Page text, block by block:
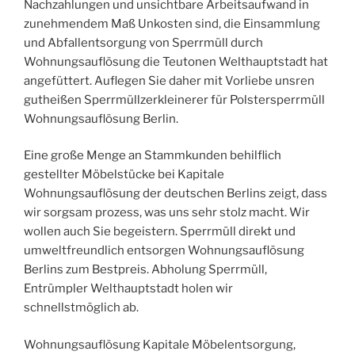
Nachzahlungen und unsichtbare Arbeitsaufwand in
zunehmendem Maß Unkosten sind, die Einsammlung
und Abfallentsorgung von Sperrmüll durch
Wohnungsauflösung die Teutonen Welthauptstadt hat
angefüttert. Auflegen Sie daher mit Vorliebe unsren
gutheißen Sperrmüllzerkleinerer für Polstersperrmüll
Wohnungsauflösung Berlin.
Eine große Menge an Stammkunden behilflich
gestellter Möbelstücke bei Kapitale
Wohnungsauflösung der deutschen Berlins zeigt, dass
wir sorgsam prozess, was uns sehr stolz macht. Wir
wollen auch Sie begeistern. Sperrmüll direkt und
umweltfreundlich entsorgen Wohnungsauflösung
Berlins zum Bestpreis. Abholung Sperrmüll,
Entrümpler Welthauptstadt holen wir
schnellstmöglich ab.
Wohnungsauflösung Kapitale Möbelentsorgung,